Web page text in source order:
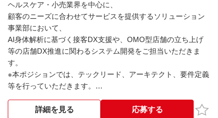
ヘルスケア・小売業界を中心に、
顧客のニーズに合わせてサービスを提供するソリューション
事業部において、
AI身体解析に基づく接客DX支援や、OMO型店舗の立ち上げ
等の店舗DX推進に関わるシステム開発をご担当いただきま
す。
※本ポジションでは、テックリード、アーキテクト、要件定義
等を行っていただきます。
独自のAI身体解析・可視化技術を搭載したアプリケーション
詳細を見る 応募する お気